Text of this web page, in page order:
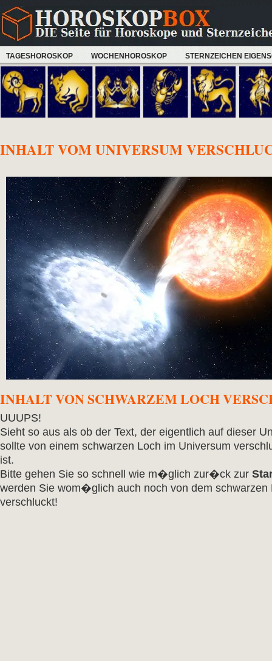
TAGESHOROSKOP WOCHENHOROSKOP STERNZEICHEN
INHALT VOM UNIVERSUM
INHALT VON SCHWARZEM LOCH
UUUPS!
Sieht so aus als ob der Text, der eigentlich auf dieser
sollte von einem schwarzen Loch im Universum
ist.
Bitte gehen Sie so schnell wie m�glich zur�ck zur
werden Sie wom�glich auch noch von dem schwarzen
verschluckt!